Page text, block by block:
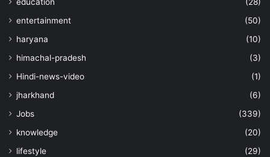
entertainment
(50)
haryana
(10)
himachal-pradesh
(3)
Hindi-news-video
(1)
jharkhand
(6)
Jobs
(339)
knowledge
(20)
lifestyle
(29)